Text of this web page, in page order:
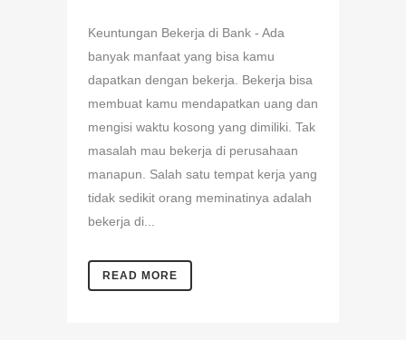
Keuntungan Bekerja di Bank - Ada
banyak manfaat yang bisa kamu
dapatkan dengan bekerja. Bekerja bisa
membuat kamu mendapatkan uang dan
mengisi waktu kosong yang dimiliki. Tak
masalah mau bekerja di perusahaan
manapun. Salah satu tempat kerja yang
tidak sedikit orang meminatinya adalah
bekerja di...
READ MORE